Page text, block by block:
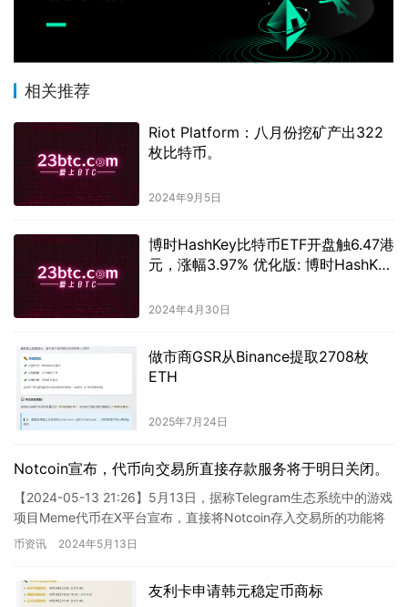
相关推荐
Riot Platform：八月份挖矿产出322
枚比特币。
2024年9月5日
博时HashKey比特币ETF开盘触6.47港
元，涨幅3.97% 优化版: 博时HashKey
6.47港元,较前收市价上涨3.97%。
2024年4月30日
做市商GSR从Binance提取2708枚
ETH
2025年7月24日
Notcoin宣布，代币向交易所直接存款服务将于明日关闭。
【2024-05-13 21:26】5月13日，据称Telegram生态系统中的游戏
项目Meme代币在X平台宣布，直接将Notcoin存入交易所的功能将
于明天（5月14日）关闭，下…
币资讯 2024年5月13日
友利卡申请韩元稳定币商标